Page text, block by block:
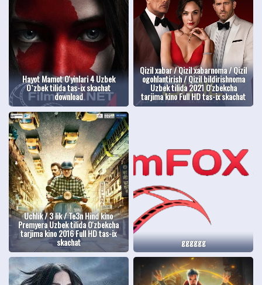
Hayot Mamot O'yinlari 4 Uzbek
O`zbek tilida tas-ix skachat
download
Qizil xabar / Qizil xabarnoma / Qizil
ogohlantirish / Qizil bildirishnoma
Uzbek tilida 2021 O'zbekcha
tarjima kino Full HD tas-ix skachat
Uchlik / 3 lik / Te3n Hind kino
Premyera Uzbek tilida O'zbekcha
tarjima kino 2016 Full HD tas-ix
skachat gggggg